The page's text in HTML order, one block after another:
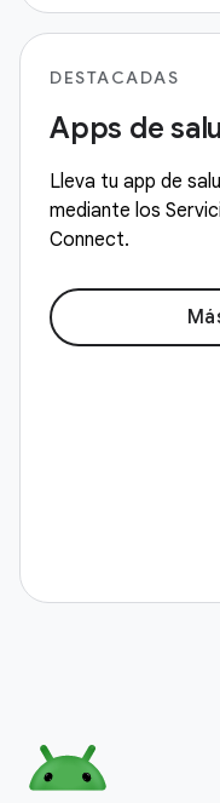
DESTACADAS
Apps de
Lleva tu app de
mediante los
Connect.